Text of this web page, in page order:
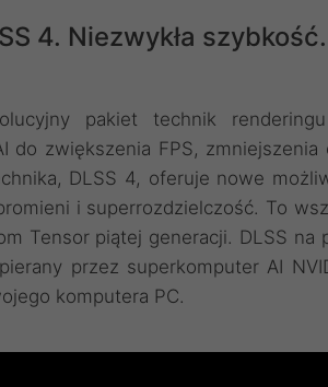
4. Niezwykła
pakiet technik
do zwiększenia FPS,
DLSS 4, oferuje nowe
i superrozdzielczość. To
Tensor piątej generacji. DLSS
przez superkomputer AI
komputera PC.